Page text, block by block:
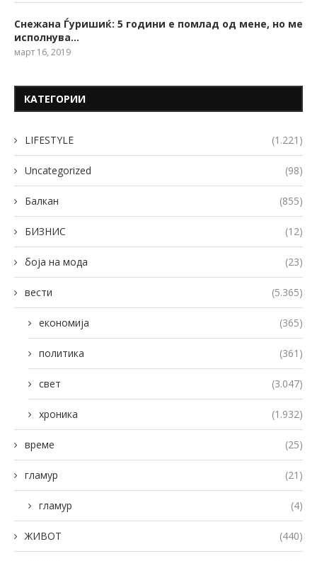
Снежана Ѓуришиќ: 5 години е помлад од мене, но ме
исполнува…
март 16, 2019
КАТЕГОРИИ
LIFESTYLE (1.221)
Uncategorized (98)
Балкан (855)
БИЗНИС (12)
боја на мода (23)
вести (5.365)
економија (365)
политика (361)
свет (3.047)
хроника (1.932)
време (25)
гламур (21)
гламур (4)
ЖИВОТ (440)